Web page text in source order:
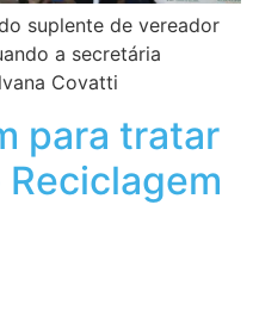
suplente de vereador
a secretária
Covatti
para tratar